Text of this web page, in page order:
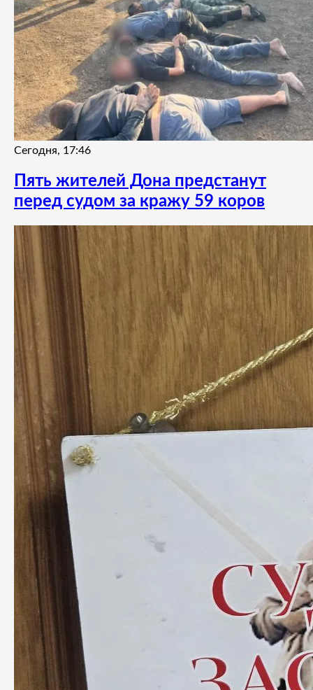
Сегодня, 17:46
Пять жителей Дона предстанут
перед судом за кражу 59 коров